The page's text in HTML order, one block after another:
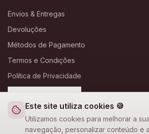
Este site utiliza cookies 🍪
Utilizamos cookies para melhorar a
navegação, personalizar conteúdo e
Envios & Entregas
Devoluções
Métodos de Pagamento
Termos e Condições
Política de Privacidade
Definições de Cookies
A Loja Nova